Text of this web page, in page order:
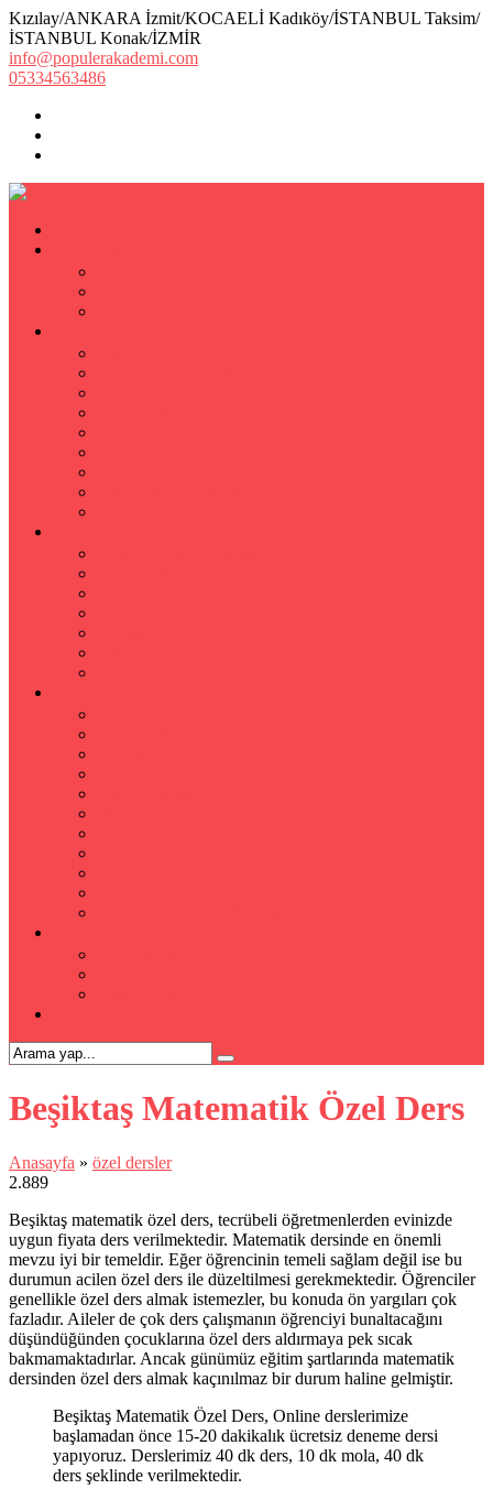
Kızılay/ANKARA İzmit/KOCAELİ Kadıköy/İSTANBUL Taksim/
İSTANBUL Konak/İZMİR
info@populerakademi.com
05334563486
Beşiktaş Matematik Özel Ders
Anasayfa » özel dersler
2.889
Beşiktaş matematik özel ders, tecrübeli öğretmenlerden evinizde
uygun fiyata ders verilmektedir. Matematik dersinde en önemli
mevzu iyi bir temeldir. Eğer öğrencinin temeli sağlam değil ise bu
durumun acilen özel ders ile düzeltilmesi gerekmektedir. Öğrenciler
genellikle özel ders almak istemezler, bu konuda ön yargıları çok
fazladır. Aileler de çok ders çalışmanın öğrenciyi bunaltacağını
düşündüğünden çocuklarına özel ders aldırmaya pek sıcak
bakmamaktadırlar. Ancak günümüz eğitim şartlarında matematik
dersinden özel ders almak kaçınılmaz bir durum haline gelmiştir.
Beşiktaş Matematik Özel Ders, Online derslerimize
başlamadan önce 15-20 dakikalık ücretsiz deneme dersi
yapıyoruz. Derslerimiz 40 dk ders, 10 dk mola, 40 dk
ders şeklinde verilmektedir.